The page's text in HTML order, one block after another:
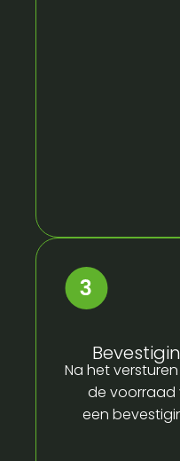
Na het
de voorraad
een